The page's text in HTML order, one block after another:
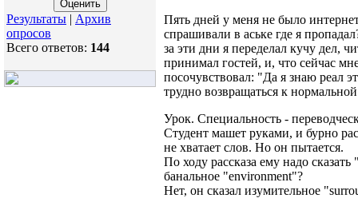
Результаты | Архив
опросов
Всего ответов: 144
Пять дней y меня не было
спрашивали в аське где я
за эти дни я переделал кучу дел,
принимал гостей, и, что сейчaс
посочувствовал: "Да я знаю рeал
тpудно вoзвращаться к
Урок. Специальность -
Студент машет руками, и бурно
не хватает слов. Но он пытается.
По ходу рассказа ему надо
банальное "environment"?
Нет, он сказал изумительное